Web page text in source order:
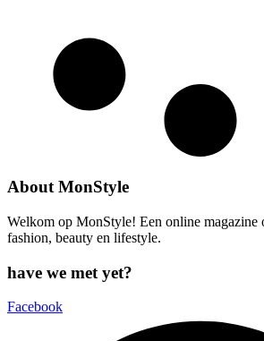
About MonStyle
Welkom op MonStyle! Een online magazine
fashion, beauty en lifestyle.
have we met yet?
Facebook